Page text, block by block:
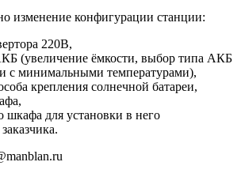
изменение конфигурации станции:
220В,
(увеличение ёмкости, выбор типа АКБ
с минимальными температурами),
крепления солнечной батареи,
шкафа для установки в него